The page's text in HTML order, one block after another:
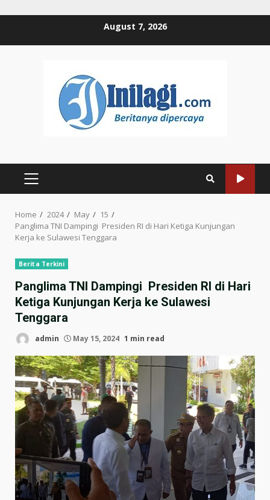
August 7, 2026
PRIMARY
Home 2024 May
15
Panglima TNI Dampingi Presiden RI di Hari Ketiga Kunjungan
Kerja ke Sulawesi Tenggara
Berita Terkini
Panglima TNI Dampingi Presiden RI di Hari
Ketiga Kunjungan Kerja ke Sulawesi
Tenggara
admin May 15, 2024 1 min read